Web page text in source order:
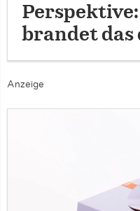
brandet das
Anzeige